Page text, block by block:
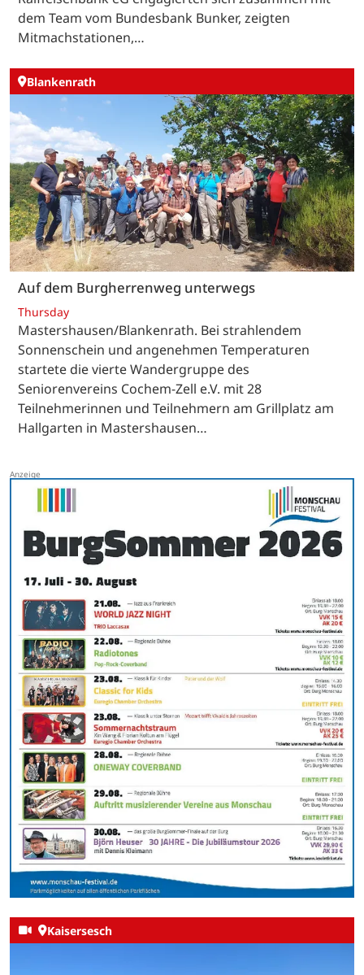
dem Team vom Bundesbank Bunker, zeigten
Mitmachstationen,…
Blankenrath
Auf dem Burgherrenweg unterwegs
Thursday
Mastershausen/Blankenrath. Bei strahlendem
Sonnenschein und angenehmen Temperaturen
startete die vierte Wandergruppe des
Seniorenvereins Cochem-Zell e.V. mit 28
Teilnehmerinnen und Teilnehmern am Grillplatz am
Hallgarten in Mastershausen…
Kaisersesch